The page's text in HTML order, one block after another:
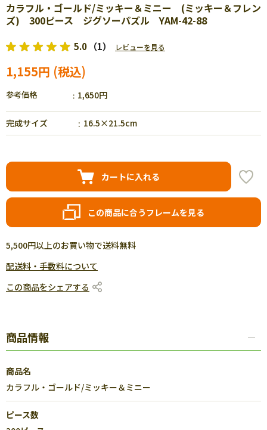
カラフル・ゴールド/ミッキー＆ミニー (ミッキー＆フレン
ズ) 300ピース ジグソーパズル YAM-42-88
5.0 （1） レビューを見る
1,155円
参考価格 1,650円
完成サイズ 16.5×21.5cm
カートに入れる
この商品に合うフレームを見る
5,500円以上のお買い物で送料無料
配送料・手数料について
この商品をシェアする
商品情報
商品名
カラフル・ゴールド/ミッキー＆ミニー
ピース数